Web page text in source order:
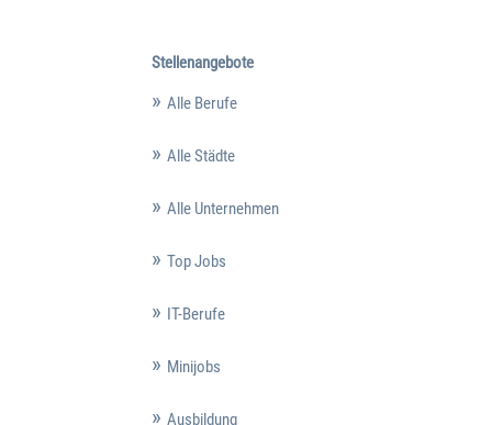
Stellenangebote
Alle Berufe
Alle Städte
Alle Unternehmen
Top Jobs
IT-Berufe
Minijobs
Ausbildung